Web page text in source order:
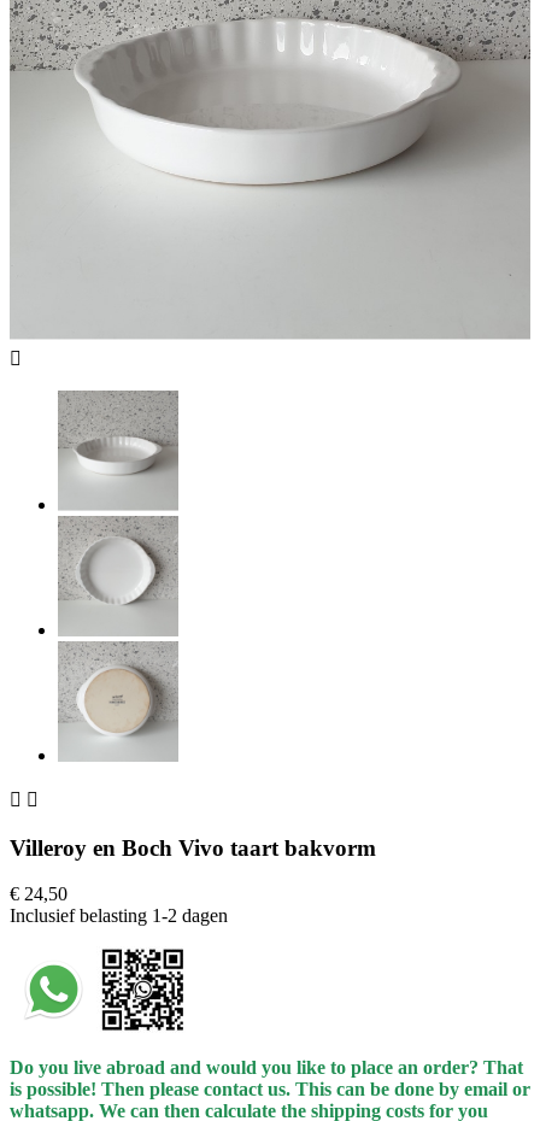

 
Villeroy en Boch Vivo taart bakvorm
€ 24,50
Inclusief belasting 1-2 dagen
Do you live abroad and would you like to place an order? That
is possible! Then please contact us. This can be done by email or
whatsapp. We can then calculate the shipping costs for you